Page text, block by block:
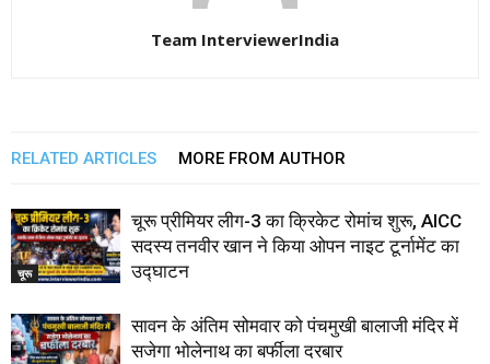
Team InterviewerIndia
RELATED ARTICLES MORE FROM AUTHOR
चूरू
चूरू प्रीमियर लीग-3 का क्रिकेट रोमांच शुरू, AICC
सदस्य तनवीर खान ने किया ओपन नाइट टूर्नामेंट का
उद्घाटन
सावन के अंतिम सोमवार को पंचमुखी बालाजी मंदिर में
सजेगा भोलेनाथ का बर्फीला दरबार